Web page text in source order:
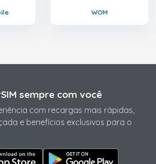
WOM
sempre com você
com recargas mais rápidas,
e benefícios exclusivos para o